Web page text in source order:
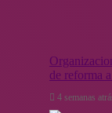
de reforma
4 semanas